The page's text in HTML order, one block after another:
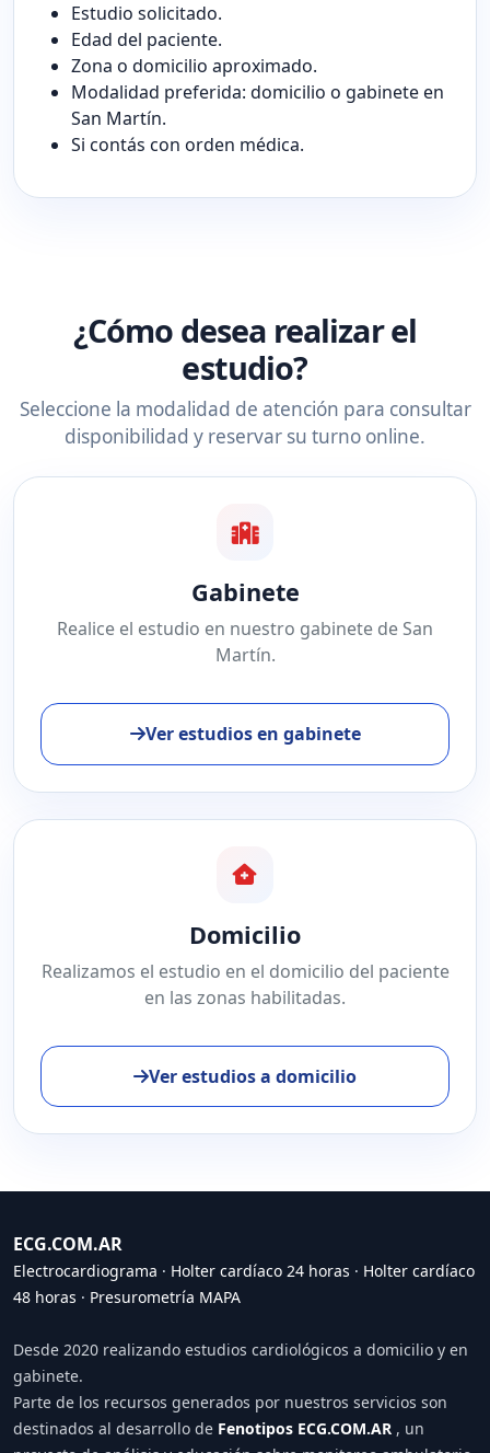
Estudio solicitado.
Edad del paciente.
Zona o domicilio aproximado.
Modalidad preferida: domicilio o gabinete en
San Martín.
Si contás con orden médica.
¿Cómo desea realizar el
estudio?
Seleccione la modalidad de atención para consultar
disponibilidad y reservar su turno online.
Gabinete
Realice el estudio en nuestro gabinete de San
Martín.
Ver estudios en gabinete
Domicilio
Realizamos el estudio en el domicilio del paciente
en las zonas habilitadas.
Ver estudios a domicilio
ECG.COM.AR
Electrocardiograma · Holter cardíaco 24 horas · Holter cardíaco
48 horas · Presurometría MAPA
Desde 2020 realizando estudios cardiológicos a domicilio y en
gabinete.
Parte de los recursos generados por nuestros servicios son
destinados al desarrollo de Fenotipos ECG.COM.AR , un